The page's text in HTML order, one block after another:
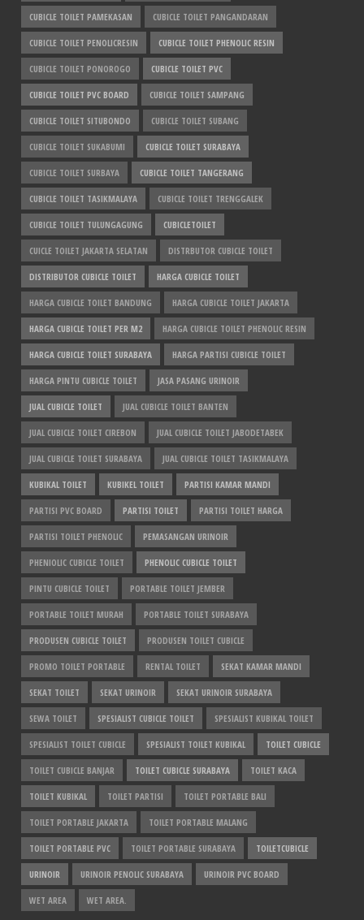
CUBICLE TOILET PAMEKASAN CUBICLE TOILET PANGANDARAN
CUBICLE TOILET PENOLICRESIN CUBICLE TOILET PHENOLIC RESIN
CUBICLE TOILET PONOROGO CUBICLE TOILET PVC
CUBICLE TOILET PVC BOARD CUBICLE TOILET SAMPANG
CUBICLE TOILET SITUBONDO CUBICLE TOILET SUBANG
CUBICLE TOILET SUKABUMI CUBICLE TOILET SURABAYA
CUBICLE TOILET SURBAYA CUBICLE TOILET TANGERANG
CUBICLE TOILET TASIKMALAYA CUBICLE TOILET TRENGGALEK
CUBICLE TOILET TULUNGAGUNG CUBICLETOILET
CUICLE TOILET JAKARTA SELATAN DISTRBUTOR CUBICLE TOILET
DISTRIBUTOR CUBICLE TOILET HARGA CUBICLE TOILET
HARGA CUBICLE TOILET BANDUNG HARGA CUBICLE TOILET JAKARTA
HARGA CUBICLE TOILET PER M2 HARGA CUBICLE TOILET PHENOLIC RESIN
HARGA CUBICLE TOILET SURABAYA HARGA PARTISI CUBICLE TOILET
HARGA PINTU CUBICLE TOILET JASA PASANG URINOIR
JUAL CUBICLE TOILET JUAL CUBICLE TOILET BANTEN
JUAL CUBICLE TOILET CIREBON JUAL CUBICLE TOILET JABODETABEK
JUAL CUBICLE TOILET SURABAYA JUAL CUBICLE TOILET TASIKMALAYA
KUBIKAL TOILET KUBIKEL TOILET PARTISI KAMAR MANDI
PARTISI PVC BOARD PARTISI TOILET PARTISI TOILET HARGA
PARTISI TOILET PHENOLIC PEMASANGAN URINOIR
PHENIOLIC CUBICLE TOILET PHENOLIC CUBICLE TOILET
PINTU CUBICLE TOILET PORTABLE TOILET JEMBER
PORTABLE TOILET MURAH PORTABLE TOILET SURABAYA
PRODUSEN CUBICLE TOILET PRODUSEN TOILET CUBICLE
PROMO TOILET PORTABLE RENTAL TOILET SEKAT KAMAR MANDI
SEKAT TOILET SEKAT URINOIR SEKAT URINOIR SURABAYA
SEWA TOILET SPESIALIST CUBICLE TOILET SPESIALIST KUBIKAL TOILET
SPESIALIST TOILET CUBICLE SPESIALIST TOILET KUBIKAL TOILET CUBICLE
TOILET CUBICLE BANJAR TOILET CUBICLE SURABAYA TOILET KACA
TOILET KUBIKAL TOILET PARTISI TOILET PORTABLE BALI
TOILET PORTABLE JAKARTA TOILET PORTABLE MALANG
TOILET PORTABLE PVC TOILET PORTABLE SURABAYA TOILETCUBICLE
URINOIR URINOIR PENOLIC SURABAYA URINOIR PVC BOARD
WET AREA WET AREA.